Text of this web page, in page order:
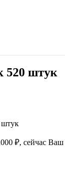
520 штук
штук
₽, сейчас Ваш